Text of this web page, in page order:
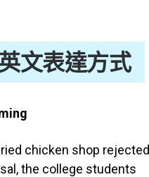
文表達方式
chicken shop rejected
the college students